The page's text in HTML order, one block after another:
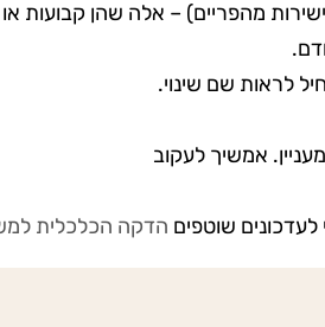
מהפריים) – אלה שהן קבועות או
לראות שם שינוי.
אמשיך לעקוב
שוטפים הדקה הכלכלית